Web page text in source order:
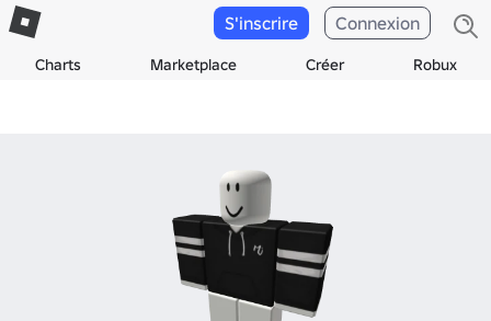
Charts Marketplace Créer Robux
S'inscrire Connexion